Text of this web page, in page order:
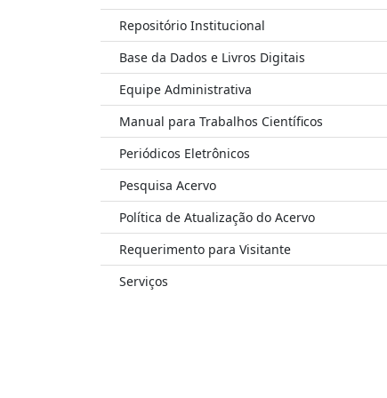
Repositório Institucional
Base da Dados e Livros Digitais
Equipe Administrativa
Manual para Trabalhos Científicos
Periódicos Eletrônicos
Pesquisa Acervo
Política de Atualização do Acervo
Requerimento para Visitante
Serviços